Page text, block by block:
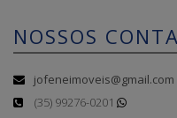
NOSSOS
jofeneimoveis@gmail.com
(35) 99276-0201